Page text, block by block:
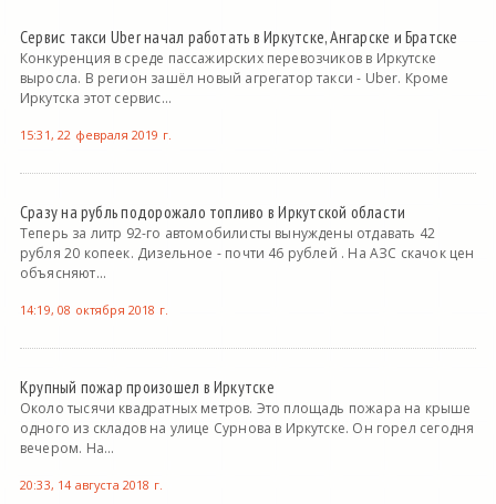
Сервис такси Uber начал работать в Иркутске, Ангарске и Братске
Конкуренция в среде пассажирских перевозчиков в Иркутске
выросла. В регион зашёл новый агрегатор такси - Uber. Кроме
Иркутска этот сервис...
15:31, 22 февраля 2019 г.
Сразу на рубль подорожало топливо в Иркутской области
Теперь за литр 92-го автомобилисты вынуждены отдавать 42
рубля 20 копеек. Дизельное - почти 46 рублей . На АЗС скачок цен
объясняют...
14:19, 08 октября 2018 г.
Крупный пожар произошел в Иркутске
Около тысячи квадратных метров. Это площадь пожара на крыше
одного из складов на улице Сурнова в Иркутске. Он горел сегодня
вечером. На...
20:33, 14 августа 2018 г.